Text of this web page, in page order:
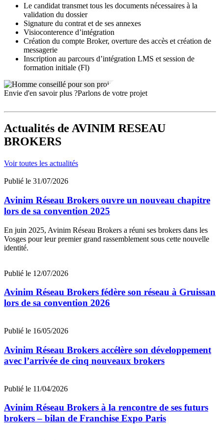
Le candidat transmet tous les documents nécessaires à la
validation du dossier
Signature du contrat et de ses annexes
Visioconterence d’intégration
Création du compte Broker, overture des accès et création de
messagerie
Inscription au parcours d’intégration LMS et session de
formation initiale (Fl)
Envie d'en savoir plus ?Parlons de votre projet
Actualités de AVINIM RESEAU
BROKERS
Voir toutes les actualités
Publié le 31/07/2026
Avinim Réseau Brokers ouvre un nouveau chapitre
lors de sa convention 2025
En juin 2025, Avinim Réseau Brokers a réuni ses brokers dans les
Vosges pour leur premier grand rassemblement sous cette nouvelle
identité.
Publié le 12/07/2026
Avinim Réseau Brokers fédère son réseau à Gruissan
lors de sa convention 2026
Publié le 16/05/2026
Avinim Réseau Brokers accélère son développement
avec l’arrivée de cinq nouveaux brokers
Publié le 11/04/2026
Avinim Réseau Brokers à la rencontre de ses futurs
brokers – bilan de Franchise Expo Paris